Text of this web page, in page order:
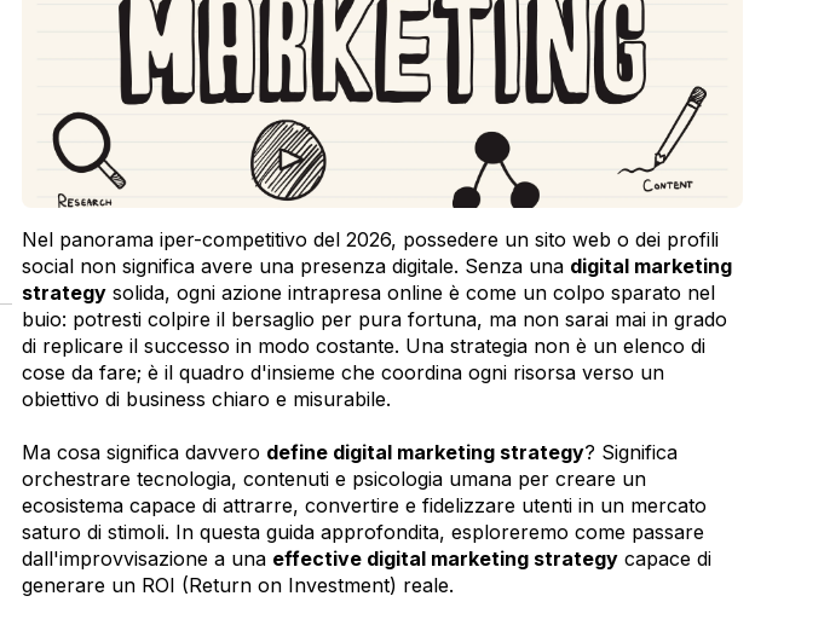
Nel panorama iper-competitivo del 2026, possedere un sito web o dei profili
social non significa avere una presenza digitale. Senza una digital marketing
strategy solida, ogni azione intrapresa online è come un colpo sparato nel
buio: potresti colpire il bersaglio per pura fortuna, ma non sarai mai in grado
di replicare il successo in modo costante. Una strategia non è un elenco di
cose da fare; è il quadro d'insieme che coordina ogni risorsa verso un
obiettivo di business chiaro e misurabile.
Ma cosa significa davvero define digital marketing strategy? Significa
orchestrare tecnologia, contenuti e psicologia umana per creare un
ecosistema capace di attrarre, convertire e fidelizzare utenti in un mercato
saturo di stimoli. In questa guida approfondita, esploreremo come passare
dall'improvvisazione a una effective digital marketing strategy capace di
generare un ROI (Return on Investment) reale.